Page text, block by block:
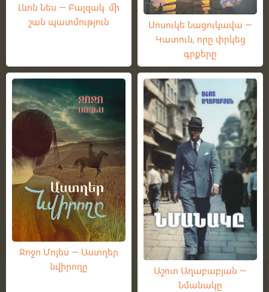
Լևոն Նես — Բալզակ. մի
շան պատմություն
Սոսուկե Նացուկավա —
Կատուն, որը փրկեց
գրքերը
Ջոջո Մոյես — Աստղեր
նվիրողը
Աշոտ Աղաբաբյան —
Նմանակը